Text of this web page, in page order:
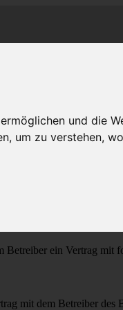
und die
um zu verstehen,
ein Vertrag mit
mit dem Betreiber des